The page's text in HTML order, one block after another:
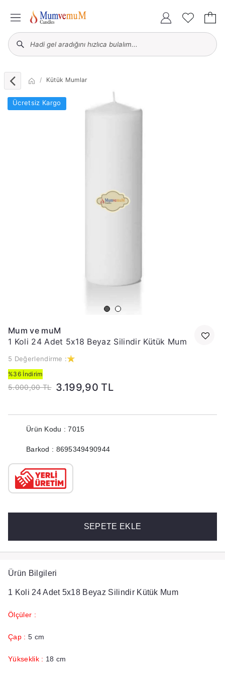
Kütük Mumlar
Ücretsiz Kargo
Mum ve muM
1 Koli 24 Adet 5x18 Beyaz Silindir Kütük Mum
5 Değerlendirme :
%36 İndirim
5.000,00 TL 3.199,90 TL
Ürün Kodu : 7015
Barkod : 8695349490944
SEPETE EKLE
Ürün Bilgileri
1 Koli 24 Adet 5x18 Beyaz Silindir Kütük Mum
Ölçüler :
Çap : 5 cm
Yükseklik : 18 cm